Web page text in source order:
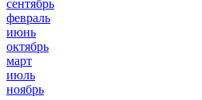
сентябрь
февраль
июнь
октябрь
март
июль
ноябрь